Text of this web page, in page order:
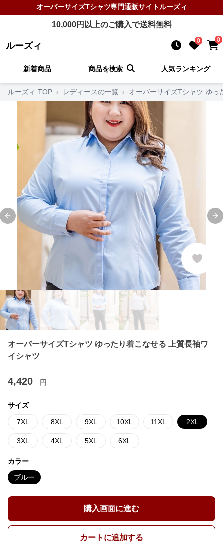
オーバーサイズTシャツ専門通販サイトルーズィ
10,000円以上のご購入で送料無料
ルーズィ 0 0
新着商品 商品を検索 人気ランキング
ルーズィ TOP › レディースの一覧 › オーバーサイズTシャツ ゆっ
Previous slide
オーバーサイズTシャツ ゆったり着こなせる 上質長袖ワ
イシャツ
4,420 円
サイズ
7XL 8XL 9XL 10XL 11XL 2XL
3XL 4XL 5XL 6XL
カラー
ブルー
購入画面に進む
カートに追加する